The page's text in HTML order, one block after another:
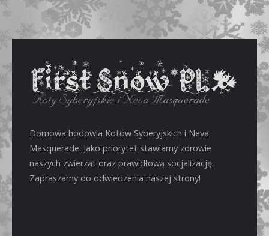
Domowa hodowla Kotów Syberyjskich i Neva
Masquerade. Jako priorytet stawiamy zdrowie
naszych zwierząt oraz prawidłową socjalizację.
Zapraszamy do odwiedzenia naszej strony!